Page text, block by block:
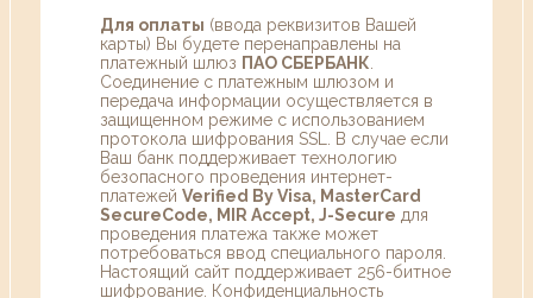
Для оплаты (ввода реквизитов Вашей
карты) Вы будете перенаправлены на
платежный шлюз ПАО СБЕРБАНК
Соединение с платежным шлюзом и
передача информации осуществляется в
защищенном режиме с использованием
протокола шифрования SSL. В случае если
Ваш банк поддерживает технологию
безопасного проведения интернет-
платежей Verified By Visa, MasterCard
SecureCode, MIR Accept, J-Secure для
проведения платежа также может
потребоваться ввод специального пароля.
Настоящий сайт поддерживает 256-битное
шифрование. Конфиденциальность